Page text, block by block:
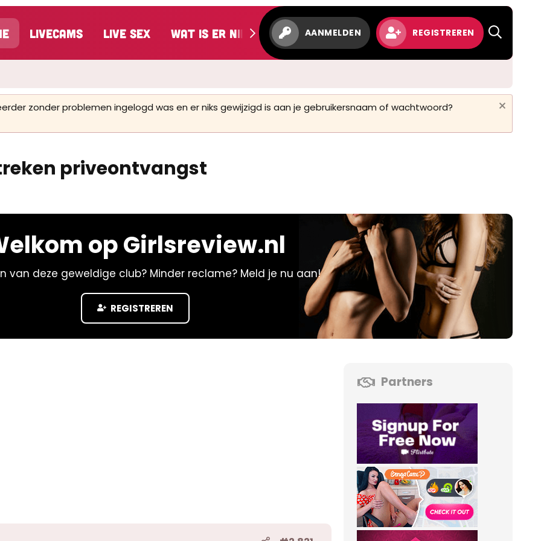
LiveCams Live Sex Wat is er nieuw AANMELDEN REGISTREREN
zonder problemen ingelogd was en er niks gewijzigd is aan je gebruikersnaam of wachtwoord?
priveontvangst
op Girlsreview.nl
van deze geweldige club? Minder reclame? Meld je nu aan!
REGISTREREN
Partners